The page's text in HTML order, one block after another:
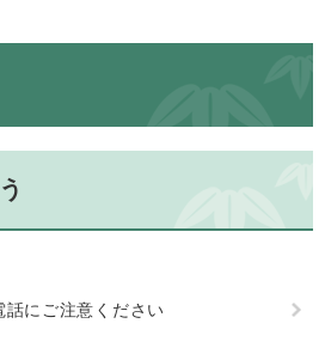
なし
にご注意ください